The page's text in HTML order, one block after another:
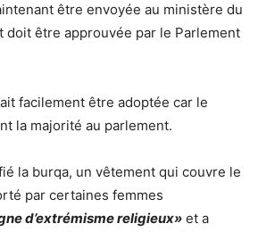
être envoyée au ministère du
doit être approuvée par le Parlement
facilement être adoptée car le
la majorité au parlement.
la burqa, un vêtement qui couvre le
par certaines femmes
d’extrémisme religieux» et a